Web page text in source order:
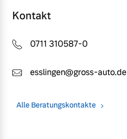
Kontakt
0711 310587-0
esslingen@gross-auto.de
Alle Beratungskontakte